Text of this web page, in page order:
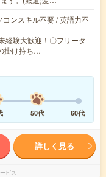
ンスキル不要 / 英語力不
経験大歓迎！〇フリータ
掛け持ち…
50代 60代
詳しく見る
ビス